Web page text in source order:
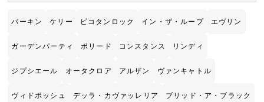
バーキン ケリー ピコタンロック イン・ザ・ループ エヴリン
ガーデンパーティ ボリード コンスタンス リンディ
ジプシエール オータクロア アルザン ヴァンキャトル
ヴィドポッシュ デッラ・カヴァッレリア ブリッド・ア・ブラック